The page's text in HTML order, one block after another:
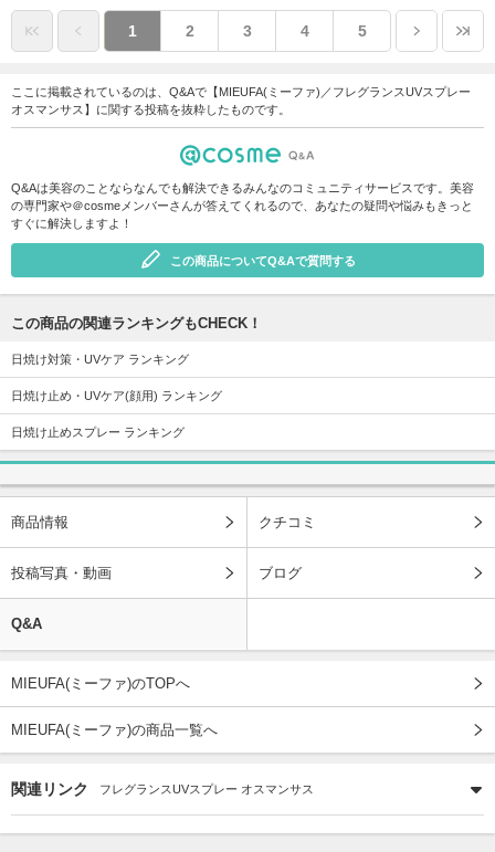
1 2 3 4 5
ここに掲載されているのは、Q&Aで【MIEUFA(ミーファ)／フレグランスUVスプレー
オスマンサス】に関する投稿を抜粋したものです。
Q&Aは美容のことならなんでも解決できるみんなのコミュニティサービスです。美容
の専門家や＠cosmeメンバーさんが答えてくれるので、あなたの疑問や悩みもきっと
すぐに解決しますよ！
この商品についてQ&Aで質問する
この商品の関連ランキングもCHECK！
日焼け対策・UVケア ランキング
日焼け止め・UVケア(顔用) ランキング
日焼け止めスプレー ランキング
商品情報 クチコミ
投稿写真・動画 ブログ
Q&A
MIEUFA(ミーファ)のTOPへ
MIEUFA(ミーファ)の商品一覧へ
関連リンク フレグランスUVスプレー オスマンサス